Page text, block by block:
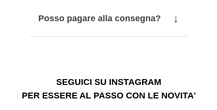
Posso pagare alla consegna? ↓
SEGUICI SU INSTAGRAM
PER ESSERE AL PASSO CON LE NOVITA'